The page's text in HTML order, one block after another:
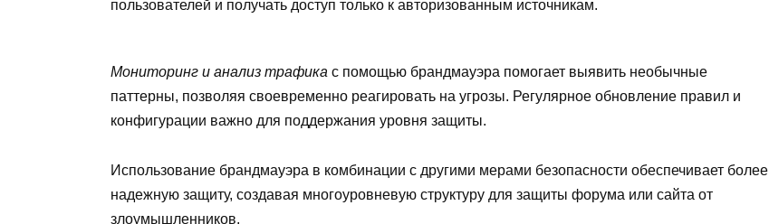
пользователей и получать доступ только к авторизованным источникам.
Мониторинг и анализ трафика с помощью брандмауэра помогает выявить необычные
паттерны, позволяя своевременно реагировать на угрозы. Регулярное обновление правил и
конфигурации важно для поддержания уровня защиты.
Использование брандмауэра в комбинации с другими мерами безопасности обеспечивает более
надежную защиту, создавая многоуровневую структуру для защиты форума или сайта от
злоумышленников.